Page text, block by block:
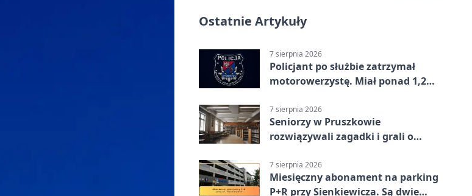
Ostatnie Artykuły
7 sierpnia 2026
Policjant po służbie zatrzymał
motorowerzystę. Miał ponad 1,2
7 sierpnia 2026
Seniorzy w Pruszkowie
rozwiązywali zagadki i grali o
7 sierpnia 2026
Miesięczny abonament na parking
P+R przy Sienkiewicza. Są dwie